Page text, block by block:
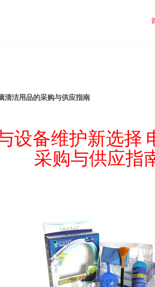
清洁用品的采购与供应指南
设备维护新选择
采购与供应指